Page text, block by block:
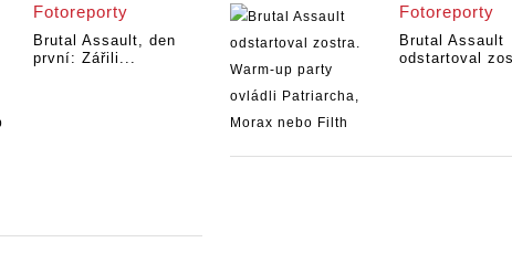
Fotoreporty
Brutal Assault, den
první: Zářili...
Fotoreporty
Brutal Assault
odstartoval